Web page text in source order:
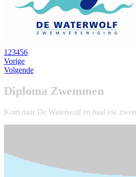
1 23456
Vorige
Volgende